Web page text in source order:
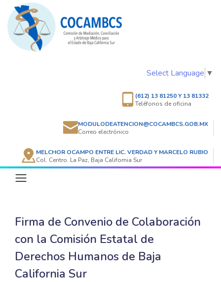
Select Language ▼
(612) 13 81250 Y 13 81332
Teléfonos de oficina
MODULODEATENCION@COCAMBCS.GOB.MX
Correo electrónico
MELCHOR OCAMPO ENTRE LIC. VERDAD Y MARCELO RUBIO
Col. Centro. La Paz, Baja California Sur
Firma de Convenio de Colaboración
con la Comisión Estatal de
Derechos Humanos de Baja
California Sur